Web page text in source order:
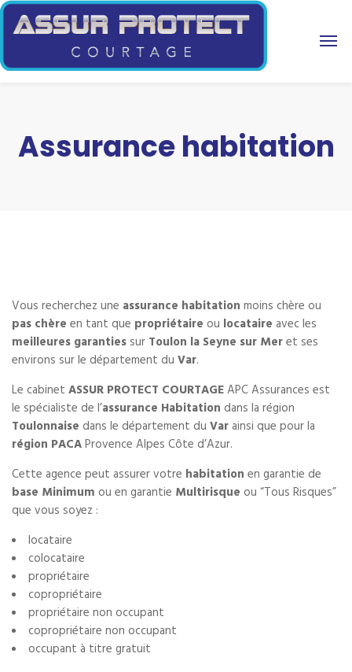
Assurance habitation
Vous recherchez une assurance habitation moins chère ou
pas chère en tant que propriétaire ou locataire avec les
meilleures garanties sur Toulon la Seyne sur Meret ses
environs sur le département du Var.
Le cabinet ASSUR PROTECT COURTAGEAPC Assurances est
le spécialiste de l’assurance Habitation dans la région
Toulonnaise dans le département du Varainsi que pour la
région PACAProvence Alpes Côte d’Azur.
Cette agence peut assurer votre habitation en garantie de
base Minimum ou en garantie Multirisque ou “Tous Risques”
que vous soyez :
locataire
colocataire
propriétaire
copropriétaire
propriétaire non occupant
copropriétaire non occupant
occupant à titre gratuit